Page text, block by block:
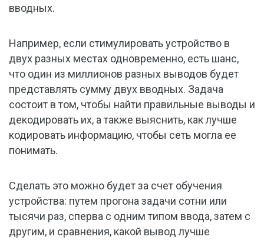
вводных.
Например, если стимулировать устройство в
двух разных местах одновременно, есть шанс,
что один из миллионов разных выводов будет
представлять сумму двух вводных. Задача
состоит в том, чтобы найти правильные выводы и
декодировать их, а также выяснить, как лучше
кодировать информацию, чтобы сеть могла ее
понимать.
Сделать это можно будет за счет обучения
устройства: путем прогона задачи сотни или
тысячи раз, сперва с одним типом ввода, затем с
другим, и сравнения, какой вывод лучше